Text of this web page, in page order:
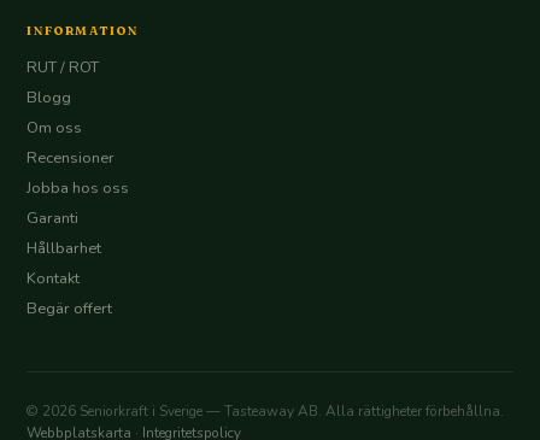
INFORMATION
RUT / ROT
Blogg
Om oss
Recensioner
Jobba hos oss
Garanti
Hållbarhet
Kontakt
Begär offert
© 2026 Seniorkraft i Sverige — Tasteaway AB. Alla rättigheter förbehållna.
Webbplatskarta · Integritetspolicy